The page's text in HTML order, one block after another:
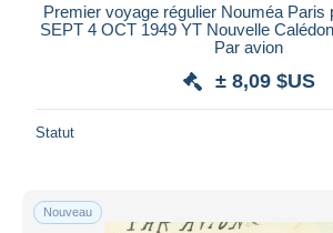
Premier voyage régulier Nouméa Paris
SEPT 4 OCT 1949 YT Nouvelle
Par avion
± 8,09 $US
Statut
Nouveau